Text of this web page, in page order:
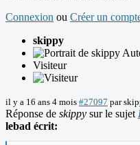
Connexion ou Créer un
skippy
Visiteur
il y a 16 ans 4 mois #27097 par
Réponse de skippy sur le sujet
lebad écrit: